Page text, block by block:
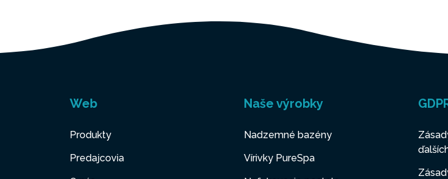
Web
Produkty
Predajcovia
Naše výrobky
Nadzemné bazény
Vírivky PureSpa